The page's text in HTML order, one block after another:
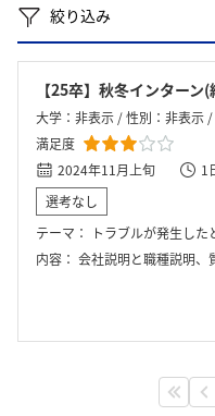
絞り込み
【25卒】秋冬インターン
大学：非表示 / 性別：非表示
満足度
2024年11月上旬
1
選考なし
テーマ：
トラブルが発生したときの対応につ
内容： 会社説明と職種説明、質疑応答があった。グルー